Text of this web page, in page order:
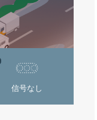
信号なし